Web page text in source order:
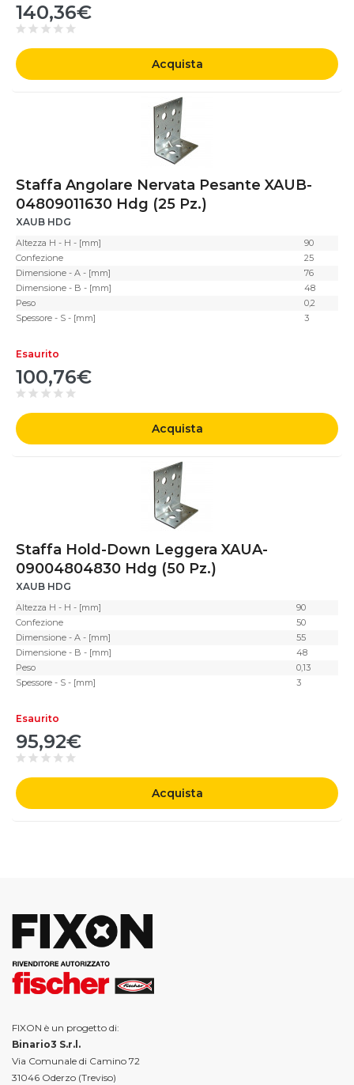
140,36€
Acquista
Esaurito
100,76€
Acquista
Staffa Angolare Nervata Pesante XAUB-
04809011630 Hdg (25 Pz.)
XAUB HDG
Altezza H - H - [mm]
90
Confezione
25
Dimensione - A - [mm]
76
Dimensione - B - [mm]
48
Peso
0,2
Spessore - S - [mm]
3
Esaurito
95,92€
Acquista
Staffa Hold-Down Leggera XAUA-
09004804830 Hdg (50 Pz.)
XAUB HDG
Altezza H - H - [mm]
90
Confezione
50
Dimensione - A - [mm]
55
Dimensione - B - [mm]
48
Peso
0,13
Spessore - S - [mm]
3
FIXON è un progetto di:
Binario3 S.r.l.
Via Comunale di Camino 72
31046 Oderzo (Treviso)